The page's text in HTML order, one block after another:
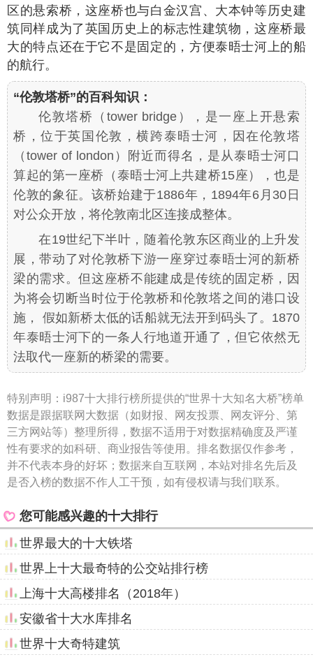
区的悬索桥，这座桥也与白金汉宫、大本钟等历史建
筑同样成为了英国历史上的标志性建筑物，这座桥最
大的特点还在于它不是固定的，方便泰晤士河上的船
的航行。
“伦敦塔桥”的百科知识：
伦敦塔桥（tower bridge），是一座上开悬索
桥，位于英国伦敦，横跨泰晤士河，因在伦敦塔
（tower of london）附近而得名，是从泰晤士河口
算起的第一座桥（泰晤士河上共建桥15座），也是
伦敦的象征。该桥始建于1886年，1894年6月30日
对公众开放，将伦敦南北区连接成整体。
在19世纪下半叶，随着伦敦东区商业的上升发
展，带动了对伦敦桥下游一座穿过泰晤士河的新桥
梁的需求。但这座桥不能建成是传统的固定桥，因
为将会切断当时位于伦敦桥和伦敦塔之间的港口设
施， 假如新桥太低的话船就无法开到码头了。1870
年泰晤士河下的一条人行地道开通了，但它依然无
法取代一座新的桥梁的需要。
特别声明： i987十大排行榜所提供的“世界十大知名大桥”榜单
数据是跟据联网大数据（如财报、网友投票、网友评分、第
三方网站等）整理所得，数据不适用于对数据精确度及严谨
性有要求的如科研、商业报告等使用。排名数据仅作参考，
并不代表本身的好坏；数据来自互联网，本站对排名先后及
是否入榜的数据不作人工干预，如有侵权请与我们联系。
您可能感兴趣的十大排行
世界最大的十大铁塔
世界上十大最奇特的公交站排行榜
上海十大高楼排名（2018年）
安徽省十大水库排名
世界十大奇特建筑